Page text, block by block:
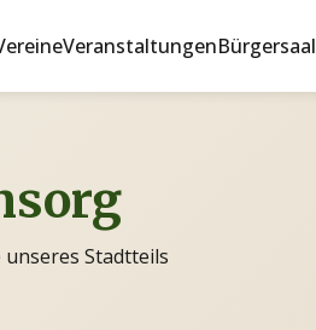
VeranstaltungenBürgersaal
Stadtteils